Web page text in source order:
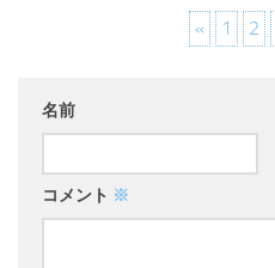
« 1 2
名前
コメント ※